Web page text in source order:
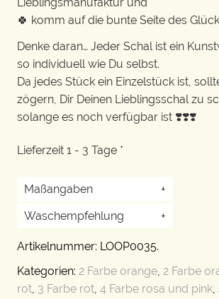
🍀 komm auf die bunte Seite des
Denke daran… Jeder Schal ist ein
so individuell wie Du selbst.
Da jedes Stück ein Einzelstück ist,
zögern, Dir Deinen Lieblingsschal zu
solange es noch verfügbar ist ❣️❣️❣️
Lieferzeit 1 - 3 Tage *
Maßangaben
+
Waschempfehlung
+
Artikelnummer: LOOP0035.
Kategorien: 2 Farbe orange, 2 Farbe
rot, 3 Farbe rot, 4 Farbe rosa und pink,